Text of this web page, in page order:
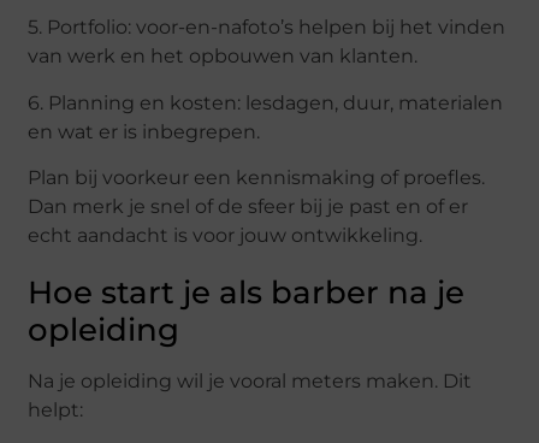
5. Portfolio: voor-en-nafoto’s helpen bij het vinden
van werk en het opbouwen van klanten.
6. Planning en kosten: lesdagen, duur, materialen
en wat er is inbegrepen.
Plan bij voorkeur een kennismaking of proefles.
Dan merk je snel of de sfeer bij je past en of er
echt aandacht is voor jouw ontwikkeling.
Hoe start je als barber na je
opleiding
Na je opleiding wil je vooral meters maken. Dit
helpt: